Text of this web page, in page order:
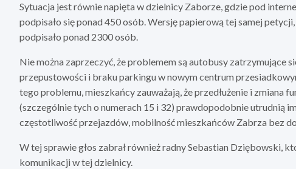
Sytuacja jest równie napięta w dzielnicy Zaborze, gdzie pod
podpisało się ponad 450 osób. Wersję papierową tej samej
podpisało ponad 2300 osób.
Nie można zaprzeczyć, że problemem są autobusy zatrzymujące
przepustowości i braku parkingu w nowym centrum
tego problemu, mieszkańcy zauważają, że przedłużenie i zmiana
(szczególnie tych o numerach 15 i 32) prawdopodobnie utrudnią
częstotliwość przejazdów, mobilność mieszkańców Zabrza bez
W tej sprawie głos zabrał również radny Sebastian Dziębowski,
komunikacji w tej dzielnicy.